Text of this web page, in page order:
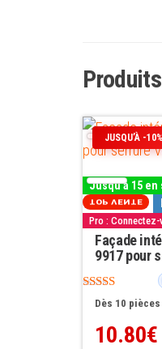
JUSQU’À -
Jusqu'à 15
TOP VENTE
Pro : Connectez-
Façade
9917 pour
Note
4.82
sur 5
Dès 10 pièces
10.80€
Ce
produit
a
plusieurs
variations.
Les
options
peuvent
être
choisies